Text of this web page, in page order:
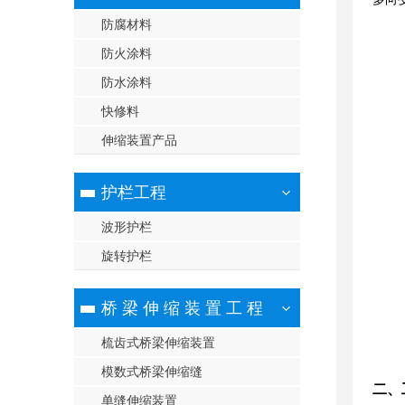
防腐材料
防火涂料
防水涂料
快修料
伸缩装置产品
护栏工程
波形护栏
旋转护栏
桥 梁 伸 缩 装 置 工 程
梳齿式桥梁伸缩装置
模数式桥梁伸缩缝
单缝伸缩装置
二、